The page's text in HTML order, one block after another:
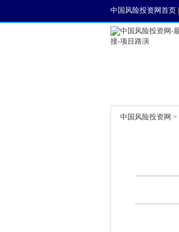
中国风险投资网首页
中国风险投资网 >